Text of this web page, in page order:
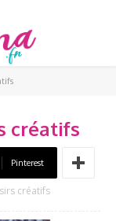
créatifs
Pinterest
créatifs